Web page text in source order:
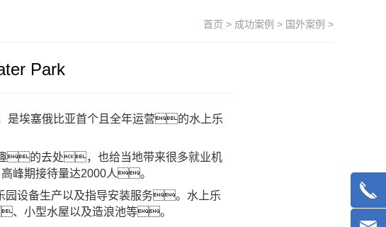
首页 > 成功案例 > 国外案例 >
Park
埃塞俄比亚首个且全年运营的水上乐
趣的去处，也给当地带来很多就业机
峰期接待量达2000人。
园设备生产以及指导安装服务。水上乐
、小型水屋以及造浪池等。